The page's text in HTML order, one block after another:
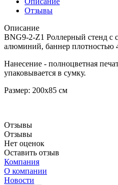
Отзывы
Описание
BNG9-2-Z1 Роллерный стенд
алюминий, баннер плотностью
Нанесение - полноцветная
упаковывается в сумку.
Размер: 200x85 см
Отзывы
Отзывы
Нет оценок
Оставить отзыв
Компания
О компании
Новости